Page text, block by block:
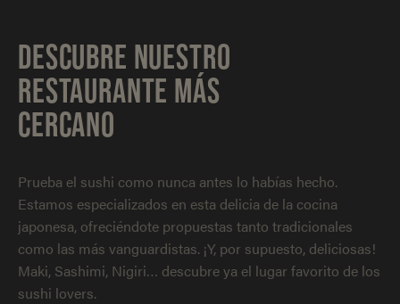
DESCUBRE NUESTRO
RESTAURANTE MÁS
CERCANO
Prueba el sushi como nunca antes lo habías hecho.
Estamos especializados en esta delicia de la cocina
japonesa, ofreciéndote propuestas tanto tradicionales
como las más vanguardistas. ¡Y, por supuesto, deliciosas!
Maki, Sashimi, Nigiri… descubre ya el lugar favorito de los
sushi lovers.